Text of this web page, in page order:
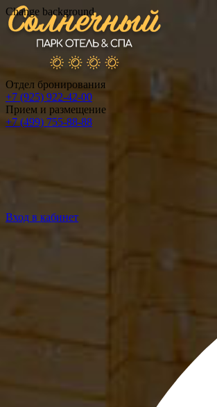
Change background
Отдел бронирования
+7 (925) 922-42-00
Прием и размещение
+7 (499) 755-88-88
Вход в кабинет